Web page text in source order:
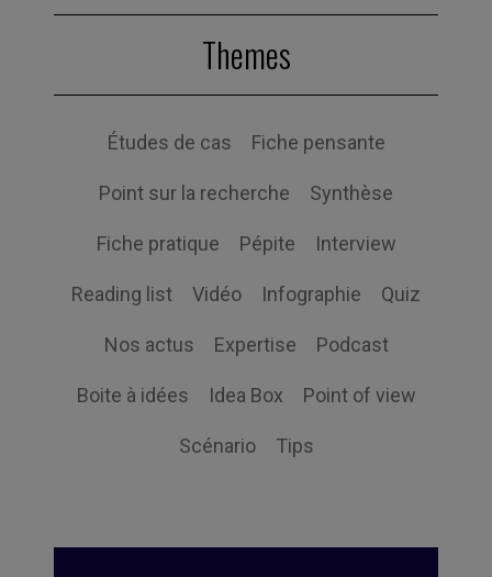
Themes
Études de cas Fiche pensante
Point sur la recherche Synthèse
Fiche pratique Pépite Interview
Reading list Vidéo Infographie Quiz
Nos actus Expertise Podcast
Boite à idées Idea Box Point of view
Scénario Tips